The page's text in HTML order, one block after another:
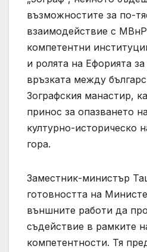
възможностите за по-
взаимодействие с
компетентни
и ролята на Ефорията
връзката между
Зографския манастир,
принос за опазването
културно-историческо
гора.
Заместник-министър
готовността на
външните работи да
съдействие в рамките
компетентности. Тя